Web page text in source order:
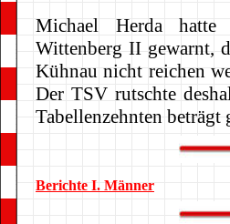
Michael Herda
Wittenberg II gewarnt,
Kühnau nicht reichen
Der TSV rutschte
Tabellenzehnten
Berichte I. Männer